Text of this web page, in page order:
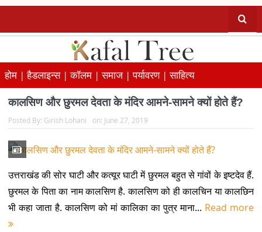
होम |हैडलाइन्स |कॉलम |समाज |पर्यावरण |साहित्य
कालसिण और छुरमल देवता के मंदिर आमने-सामने क्यों होते हैं?
Posted By: Girish Lohani on: June 27, 2019
उत्तराखंड की सोर घाटी और कत्यूर घाटी में छुरमल बहुत से गांवों के इष्टदेव हैं.
छुरमल के पिता का नाम कालसिण है. कालसिण को ही कालचिन या कालछिन
भी कहा जाता है. कालसिण को मां कालिका का पुत्र माना... Read more